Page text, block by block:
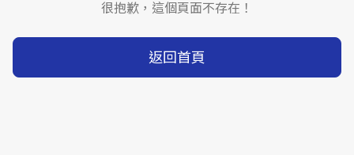
很抱歉，這個頁面不存在！
返回首頁